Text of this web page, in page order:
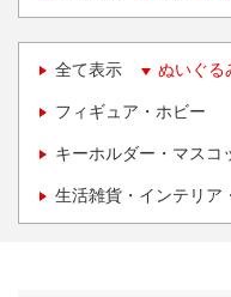
全て表示 ぬいぐる
フィギュア・ホビー
キーホルダー・マスコ
生活雑貨・インテリア